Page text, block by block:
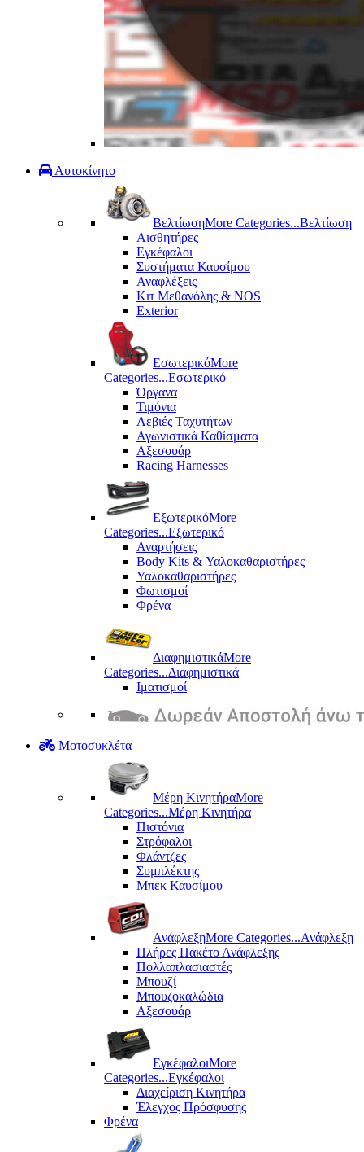
Αυτοκίνητο
ΒελτίωσηMore Categories...Βελτίωση
Αισθητήρες
Εγκέφαλοι
Συστήματα Καυσίμου
Αναφλέξεις
Κιτ Μεθανόλης & ΝΟS
Exterior
ΕσωτερικόMore
Categories...Εσωτερικό
Όργανα
Τιμόνια
Λεβιές Ταχυτήτων
Αγωνιστικά Καθίσματα
Αξεσουάρ
Racing Harnesses
ΕξωτερικόMore
Categories...Εξωτερικό
Αναρτήσεις
Body Kits & Υαλοκαθαριστήρες
Υαλοκαθαριστήρες
Φωτισμοί
Φρένα
ΔιαφημιστικάMore
Categories...Διαφημιστικά
Ιματισμοί
Μοτοσυκλέτα
Μέρη KινητήραMore
Categories...Μέρη Kινητήρα
Πιστόνια
Στρόφαλοι
Φλάντζες
Συμπλέκτης
Μπεκ Καυσίμου
ΑνάφλεξηMore Categories...Ανάφλεξη
Πλήρες Πακέτο Ανάφλεξης
Πολλαπλασιαστές
Μπουζί
Μπουζοκαλώδια
Αξεσουάρ
ΕγκέφαλοιMore
Categories...Εγκέφαλοι
Διαχείριση Κινητήρα
Έλεγχος Πρόσφυσης
Φρένα